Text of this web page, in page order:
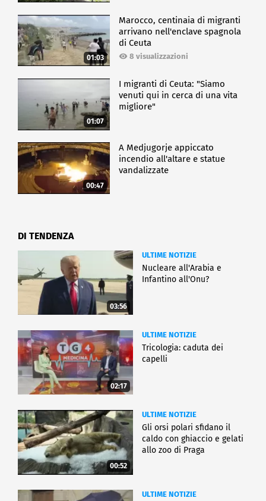
01:03
Marocco, centinaia di migranti
arrivano nell'enclave spagnola
di Ceuta
8 visualizzazioni
01:07
I migranti di Ceuta: "Siamo
venuti qui in cerca di una vita
migliore"
00:47
A Medjugorje appiccato
incendio all'altare e statue
vandalizzate
DI TENDENZA
03:56
ULTIME NOTIZIE
Nucleare all'Arabia e
Infantino all'Onu?
02:17
ULTIME NOTIZIE
Tricologia: caduta dei
capelli
00:52
ULTIME NOTIZIE
Gli orsi polari sfidano il
caldo con ghiaccio e gelati
allo zoo di Praga
ULTIME NOTIZIE